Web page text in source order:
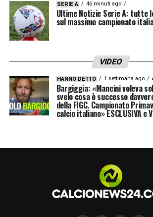
SERIE A 46 minuti ago
Ultime Notizie Serie A: tutte
sul massimo campionato
VIDEO
HANNO DETTO 1 settimana ago
Bargiggia: «Mancini voleva
svelo cosa è successo
della FIGC. Campionato
calcio italiano» ESCLUSIVA e